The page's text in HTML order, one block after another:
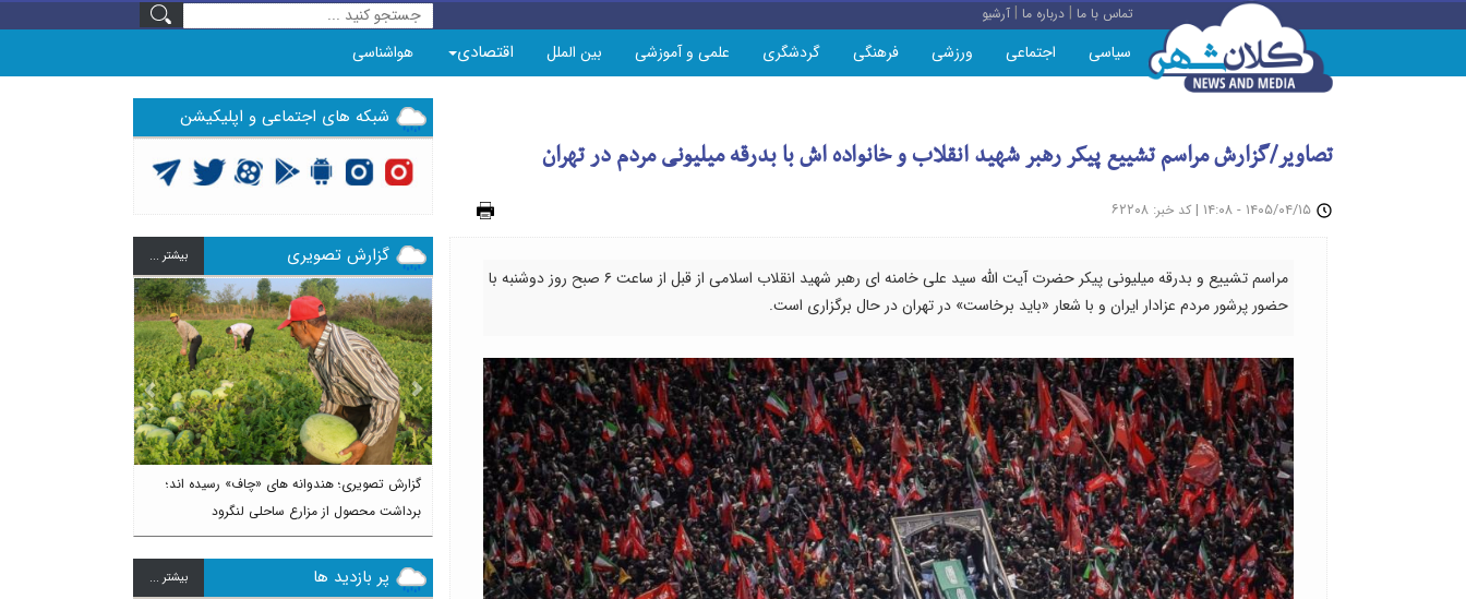
تماس با ما |درباره ما |آرشیو
سیاسی اجتماعی ورزشی فرهنگی گردشگری علمی و آموزشی بین الملل اقتصادی هواشناسی
تصاویر/گزارش مراسم تشییع پیکر رهبر شهید انقلاب و خانواده اش با بدرقه میلیونی مردم در تهران
| کد خبر: ۶۲۲۰۸
مراسم تشییع و بدرقه میلیونی پیکر حضرت آیت الله سید علی خامنه ای رهبر شهید انقلاب اسلامی از قبل از ساعت ۶ صبح روز دوشنبه با
حضور پرشور مردم عزادار ایران و با شعار «باید برخاست» در تهران در حال برگزاری است.
شبکه های اجتماعی و اپلیکیشن
گزارش تصویری بيشتر ...
گزارش تصویری؛ هندوانه های «چاف» رسیده اند؛
برداشت محصول از مزارع ساحلی لنگرود
Previous Next
پر بازدید ها بيشتر ...